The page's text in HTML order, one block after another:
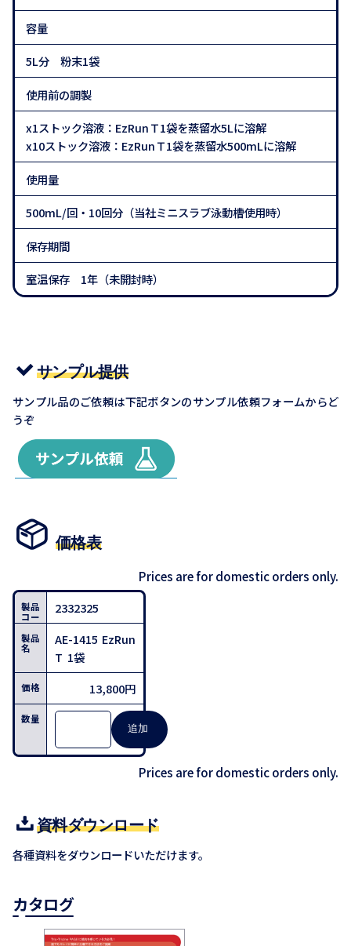
容量
5L分 粉末1袋
使用前の調製
x1ストック溶液：EzRunＴ1袋を蒸留水5Lに溶解
x10ストック溶液：EzRunＴ1袋を蒸留水500mLに溶解
使用量
500mL/回・10回分（当社ミニスラブ泳動槽使用時）
保存期間
室温保存 1年（未開封時）
サンプル提供
サンプル品のご依頼は下記ボタンのサンプル依頼フォームからど
うぞ
価格表
Prices are for domestic orders only.
2332325
AE-1415 EzRun
T 1袋
13,800円
Prices are for domestic orders only.
資料ダウンロード
各種資料をダウンロードいただけます。
カタログ